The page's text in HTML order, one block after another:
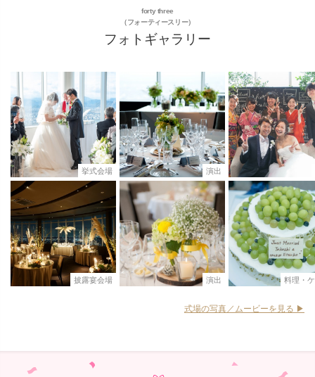
forty three
（フォーティースリー）
フォトギャラリー
挙式会場
披露宴会場
演出
演出 料理・
式場の写真／ムービーを見る ▶︎